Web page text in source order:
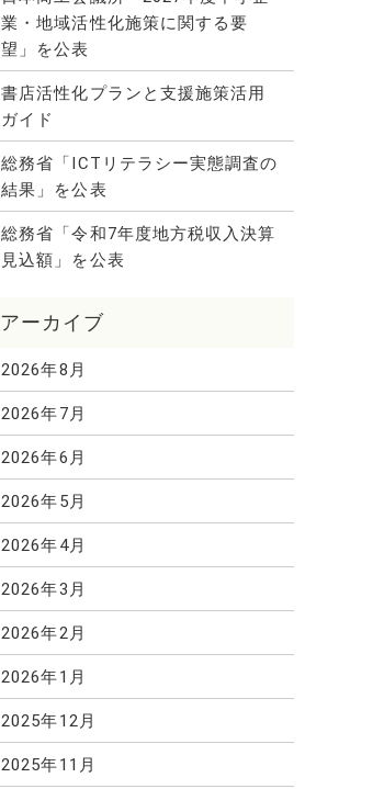
業・地域活性化施策に関する要
望」を公表
書店活性化プランと支援施策活用
ガイド
総務省「ICTリテラシー実態調査の
結果」を公表
総務省「令和7年度地方税収入決算
見込額」を公表
2026年8月
2026年7月
2026年6月
2026年5月
2026年4月
2026年3月
2026年2月
2026年1月
2025年12月
2025年11月